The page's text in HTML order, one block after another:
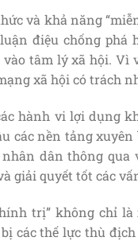
và khả năng
điệu chống phá
vào tâm lý xã hội.
xã hội có trách
hành vi lợi dụng
các nền tảng
dân thông qua
giải quyết tốt các
trị” không chỉ
các thế lực thù